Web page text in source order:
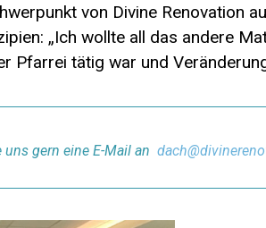
von Divine Renovation
„Ich wollte all das andere
Pfarrei tätig war und
gern eine E-Mail an